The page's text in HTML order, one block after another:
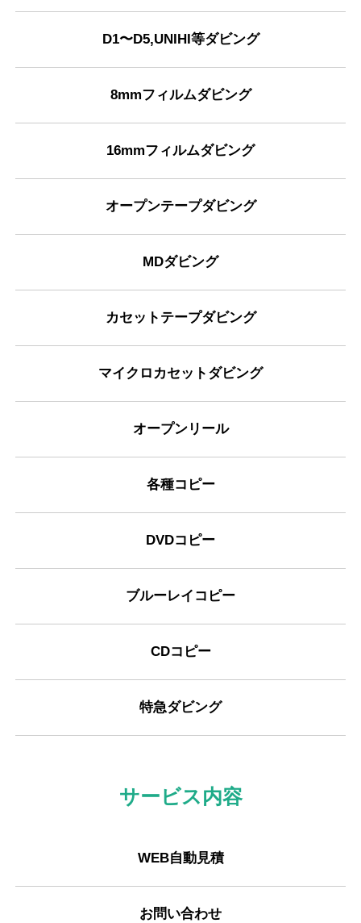
D1〜D5,UNIHI等ダビング
8mmフィルムダビング
16mmフィルムダビング
オープンテープダビング
MDダビング
カセットテープダビング
マイクロカセットダビング
オープンリール
各種コピー
DVDコピー
ブルーレイコピー
CDコピー
特急ダビング
サービス内容
WEB自動見積
お問い合わせ